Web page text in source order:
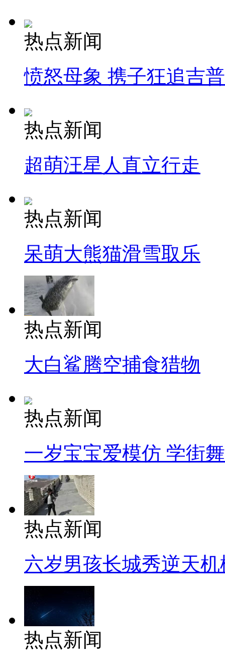
热点新闻
愤怒母象 携子狂追吉
热点新闻
超萌汪星人直立行走
热点新闻
呆萌大熊猫滑雪取乐
热点新闻
大白鲨腾空捕食猎物
热点新闻
一岁宝宝爱模仿 学街
热点新闻
六岁男孩长城秀逆天机
热点新闻